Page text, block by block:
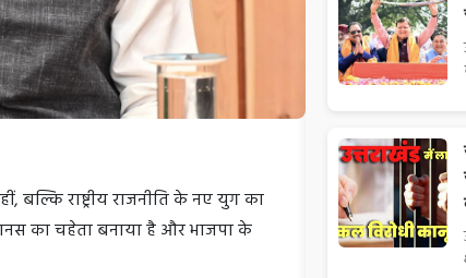
राष्ट्रीय राजनीति के नए युग का
का चहेता बनाया है और भाजपा के